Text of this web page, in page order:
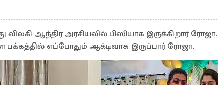
விலகி ஆந்திர அரசியலில் பிஸியாக இருக்கிறார் ரோஜா.
எப்போதும் ஆக்டிவாக இருப்பார் ரோஜா.